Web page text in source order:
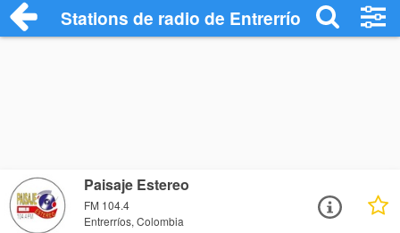
Stations de radio de Entrerríos
Paisaje Estereo
FM 104.4
Entrerríos, Colombia